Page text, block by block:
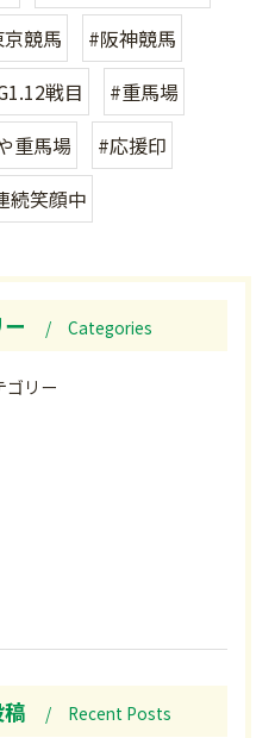
競馬
#阪神競馬
戦目
#重馬場
重馬場
#応援印
続笑顔中
Categories
ゴリー
Recent Posts